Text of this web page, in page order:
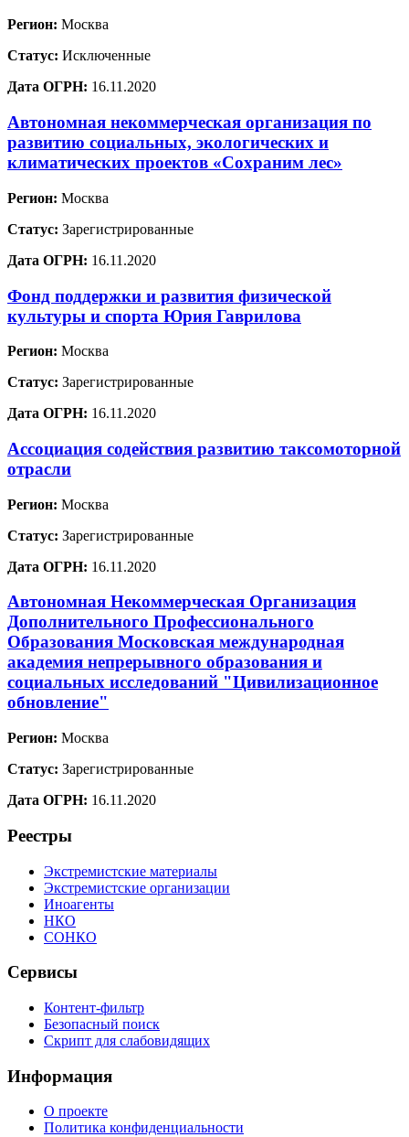
Регион: Москва
Статус: Исключенные
Дата ОГРН: 16.11.2020
Автономная некоммерческая организация по
развитию социальных, экологических и
климатических проектов «Сохраним лес»
Регион: Москва
Статус: Зарегистрированные
Дата ОГРН: 16.11.2020
Фонд поддержки и развития физической
культуры и спорта Юрия Гаврилова
Регион: Москва
Статус: Зарегистрированные
Дата ОГРН: 16.11.2020
Ассоциация содействия развитию таксомоторной
отрасли
Регион: Москва
Статус: Зарегистрированные
Дата ОГРН: 16.11.2020
Автономная Некоммерческая Организация
Дополнительного Профессионального
Образования Московская международная
академия непрерывного образования и
социальных исследований "Цивилизационное
обновление"
Регион: Москва
Статус: Зарегистрированные
Дата ОГРН: 16.11.2020
Реестры
Экстремистские материалы
Экстремистские организации
Иноагенты
НКО
СОНКО
Сервисы
Контент-фильтр
Безопасный поиск
Скрипт для слабовидящих
Информация
О проекте
Политика конфиденциальности